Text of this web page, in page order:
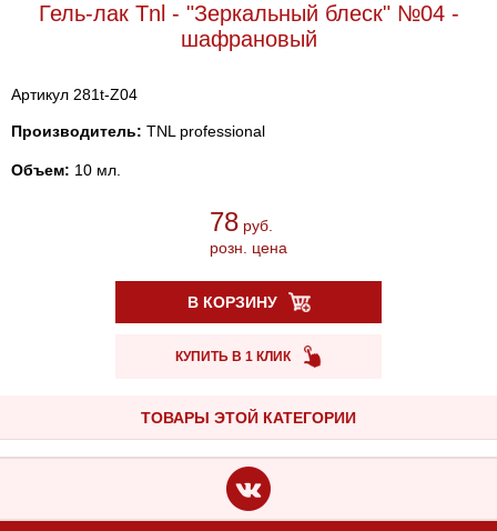
Гель-лак Tnl - "Зеркальный блеск" №04 -
шафрановый
Артикул 281t-Z04
Производитель: TNL professional
Объем: 10 мл.
78 руб.
розн. цена
В КОРЗИНУ
КУПИТЬ В 1 КЛИК
ТОВАРЫ ЭТОЙ КАТЕГОРИИ